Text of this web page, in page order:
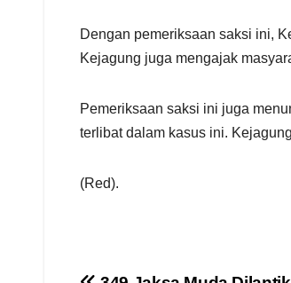
Dengan pemeriksaan saksi ini,
Kejagung juga mengajak
Pemeriksaan saksi ini juga
terlibat dalam kasus ini.
(Red).